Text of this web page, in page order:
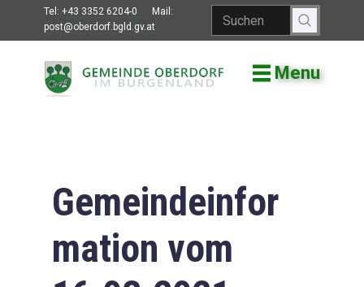
Tel: +43 3352 6204-0
Mail:
post@oberdorf.bgld.gv.at
Menu
Willkommen
Gemeindeamt
Gemeinderat
Gemeindeinfor
mation vom